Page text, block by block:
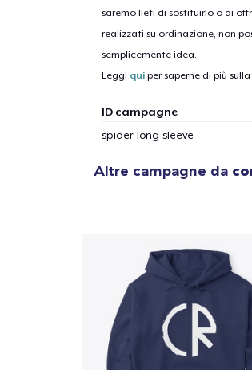
saremo lieti di sostituirlo o di
realizzati su ordinazione, non
semplicemente idea.
Leggi quiper saperne di più
ID campagne
spider-long-sleeve
Altre campagne da